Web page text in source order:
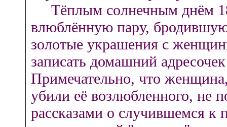
Тёплым солнечным днём
влюблённую пару,
золотые украшения с
записать домашний
Примечательно, что
убили её возлюбленного, не
рассказами о случившемся